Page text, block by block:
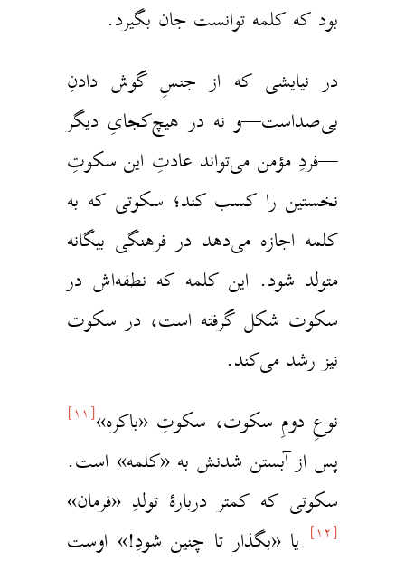
که کلمه توانست جان بگیرد.
نیایشی که از جنسِ گوش دادنِ
نه در هیچ‌کجایِ دیگر
مؤمن می‌تواند عادتِ این سکوتِ
را کسب کند؛ سکوتی که به
اجازه می‌دهد در فرهنگی بیگانه
شود. این کلمه که نطفه‌اش در
شکل گرفته است، در سکوت
رشد می‌کند.
دومِ سکوت، سکوتِ «باکره»[۱۱]
از آبستن شدنش به «کلمه» است.
که کمتر دربارهٔ تولدِ «فرمان‌»
«بگذار تا چنین شودِ!» اوست